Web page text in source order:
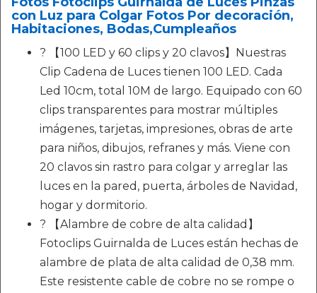
con Luz para Colgar Fotos Por decoración,
Habitaciones, Bodas,Cumpleaños
? 【100 LED y 60 clips y 20 clavos】Nuestras
Clip Cadena de Luces tienen 100 LED. Cada
Led 10cm, total 10M de largo. Equipado con 60
clips transparentes para mostrar múltiples
imágenes, tarjetas, impresiones, obras de arte
para niños, dibujos, refranes y más. Viene con
20 clavos sin rastro para colgar y arreglar las
luces en la pared, puerta, árboles de Navidad,
hogar y dormitorio.
? 【Alambre de cobre de alta calidad】
Fotoclips Guirnalda de Luces están hechas de
alambre de plata de alta calidad de 0,38 mm.
Este resistente cable de cobre no se rompe o